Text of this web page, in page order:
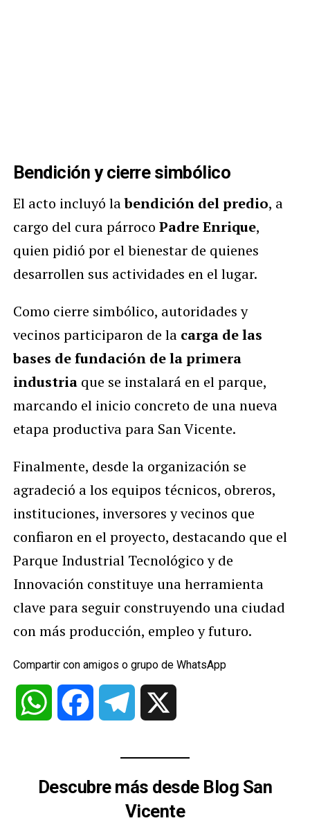
Bendición y cierre simbólico
El acto incluyó labendición del predio, a
cargo del cura párroco Padre Enrique,
quien pidió por el bienestar de quienes
desarrollen sus actividades en el lugar.
Como cierre simbólico, autoridades y
vecinos participaron de la carga de las
bases de fundación de la primera
industriaque se instalará en el parque,
marcando el inicio concreto de una nueva
etapa productiva para San Vicente.
Finalmente, desde la organización se
agradeció a los equipos técnicos, obreros,
instituciones, inversores y vecinos que
confiaron en el proyecto, destacando que el
Parque Industrial Tecnológico y de
Innovación constituye una herramienta
clave para seguir construyendo una ciudad
con más producción, empleo y futuro.
Compartir con amigos o grupo de WhatsApp
WhatsApp Facebook Telegram
Descubre más desde Blog San
Vicente